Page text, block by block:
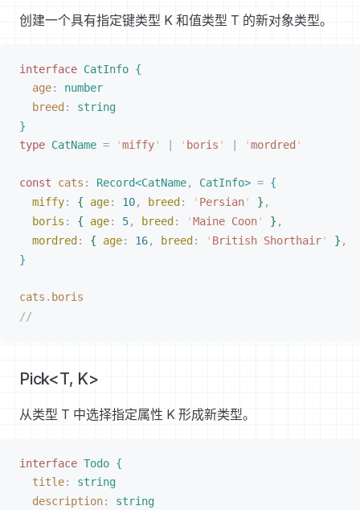
创建一个具有指定键类型 K 和值类型 T 的新对象类型。
interface CatInfo {
age: number
breed : string
}
type CatName = 'miffy' ' boris ' 'mordred '
const cats : Record<CatName, CatInfo> = {
miffy: { age: 10, breed : ' Persian' } ,
boris : { age: 5, breed : 'Maine Coon' } ,
mordred : { age: 16, breed : ' British Shorthair' } ,
}
cats . boris
//
Pick<T, K>
从类型 T 中选择指定属性 K 形成新类型。
interface Todo {
title: string
description: string